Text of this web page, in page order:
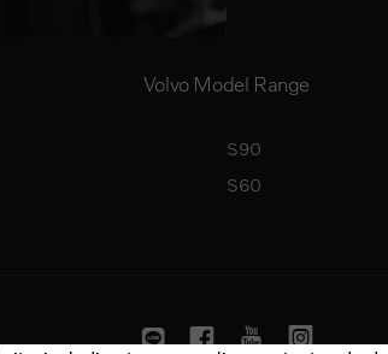
Volvo Model Range
S90
S60